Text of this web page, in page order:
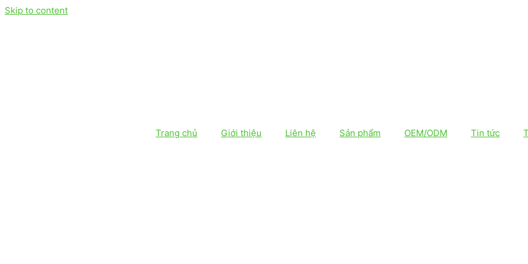
Skip to content
Trang chủ Giới thiệu Liên hệ Sản phẩm OEM/ODM Tin tức